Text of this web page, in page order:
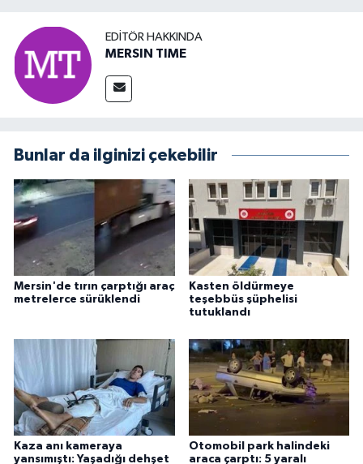
EDITÖR HAKKINDA
MERSIN TIME
Bunlar da ilginizi çekebilir
Mersin'de tırın çarptığı araç
metrelerce sürüklendi
Kasten öldürmeye
teşebbüs şüphelisi
tutuklandı
Kaza anı kameraya
yansımıştı: Yaşadığı dehşet
Otomobil park halindeki
araca çarptı: 5 yaralı